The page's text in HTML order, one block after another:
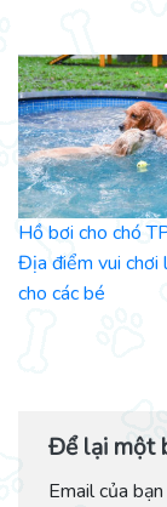
Hồ bơi cho chó
Địa điểm vui chơi
cho các bé
Để lại một
Email của